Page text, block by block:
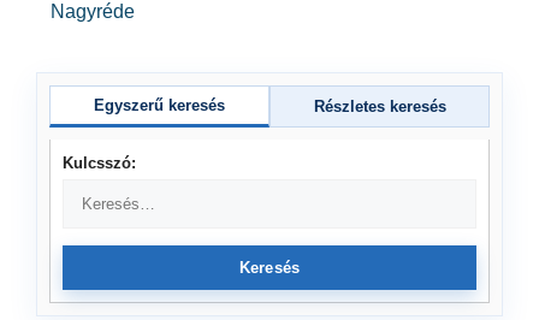
Nagyréde
Egyszerű keresés Részletes keresés
Kulcsszó:
Keresés